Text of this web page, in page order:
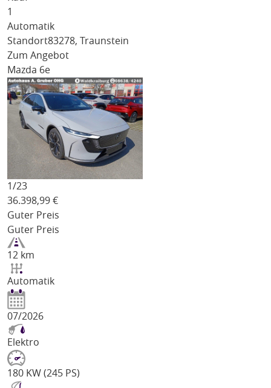
1
Automatik
Standort83278, Traunstein
Zum Angebot
Mazda 6e
1/23
36.398,99 €
Guter Preis
Guter Preis
12 km
Automatik
07/2026
Elektro
180 KW (245 PS)